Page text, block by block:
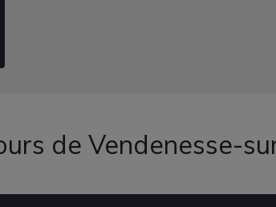
de Vendenesse-